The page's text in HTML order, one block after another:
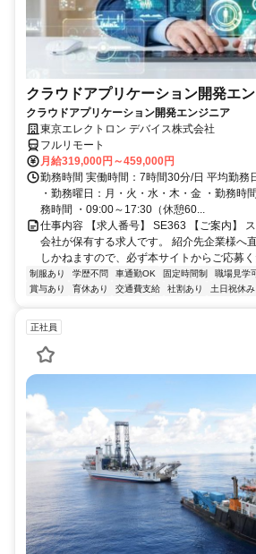
クラウドアプリケーション開発エ
クラウドアプリケーション開発エンジニア
東京エレクトロン デバイス株式会社
フルリモート
月給319,000円～459,000円
勤務時間 実働時間：7時間30分/日 平均勤務
・勤務曜日：月・火・水・木・金 ・勤務時
務時間 ・09:00～17:30（休憩60...
仕事内容 【求人番号】 SE363 【ご案内】
会社が保有する求人です。 紹介先企業様へ
しかねますので、必ず本サイトからご応募く
制服あり 学歴不問 車通勤OK 固定時間制 職場見学
賞与あり
育休あり 交通費支給 社割あり 土日祝休み
正社員